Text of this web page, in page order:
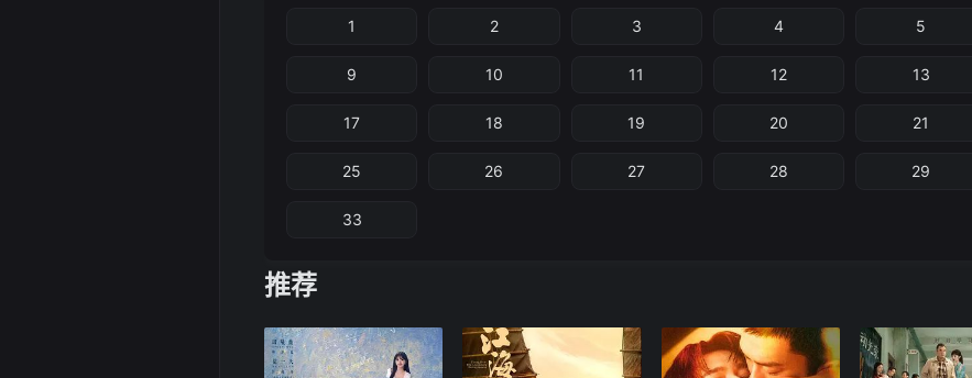
1 2 3 4 5
9 10 11 12 13
17 18 19 20 21
25 26 27 28 29
33
推荐